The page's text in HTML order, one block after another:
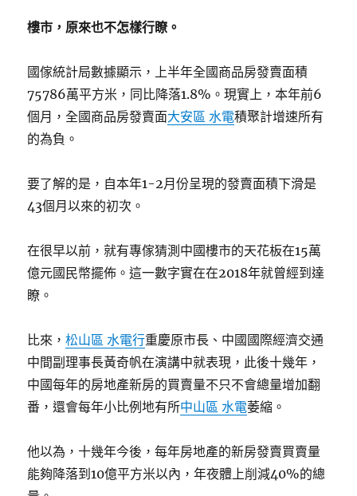
樓市，原來也不怎樣行瞭。
國傢統計局數據顯示，上半年全國商品房發賣面積
75786萬平方米，同比降落1.8%。現實上，本年前6
個月，全國商品房發賣面大安區 水電積聚計增速所有
的為負。
要了解的是，自本年1-2月份呈現的發賣面積下滑是
43個月以來的初次。
在很早以前，就有專傢猜測中國樓市的天花板在15萬
億元國民幣擺佈。這一數字實在在2018年就曾經到達
瞭。
比來，松山區 水電行重慶原市長、中國國際經濟交通
中間副理事長黃奇帆在演講中就表現，此後十幾年，
中國每年的房地產新房的買賣量不只不會總量增加翻
番，還會每年小比例地有所中山區 水電萎縮。
他以為，十幾年今後，每年房地產的新房發賣買賣量
能夠降落到10億平方米以內，年夜體上削減40%的總